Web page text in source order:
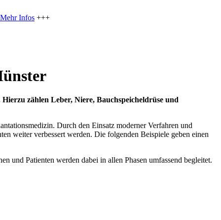
Mehr Infos +++
zählen Leber, Niere, Bauchspeicheldrüse und
Durch den Einsatz moderner Verfahren und
weiter verbessert werden. Die folgenden Beispiele geben einen
und Patienten werden dabei in allen Phasen umfassend begleitet.